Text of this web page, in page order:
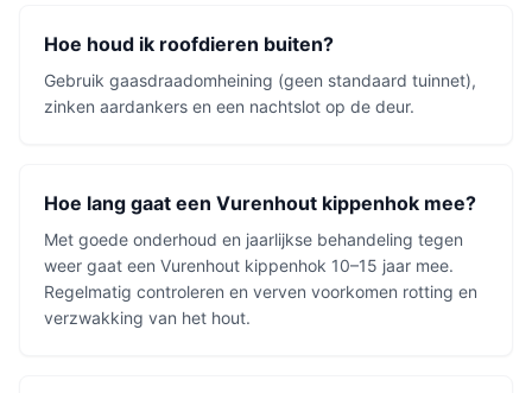
Hoe houd ik roofdieren buiten?
Gebruik gaasdraadomheining (geen standaard tuinnet),
zinken aardankers en een nachtslot op de deur.
Hoe lang gaat een Vurenhout kippenhok mee?
Met goede onderhoud en jaarlijkse behandeling tegen
weer gaat een Vurenhout kippenhok 10–15 jaar mee.
Regelmatig controleren en verven voorkomen rotting en
verzwakking van het hout.